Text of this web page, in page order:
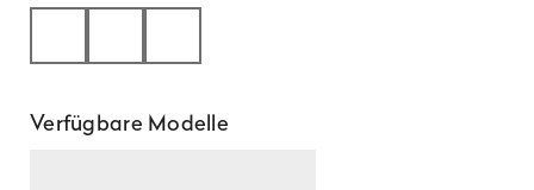
Verfügbare Modelle